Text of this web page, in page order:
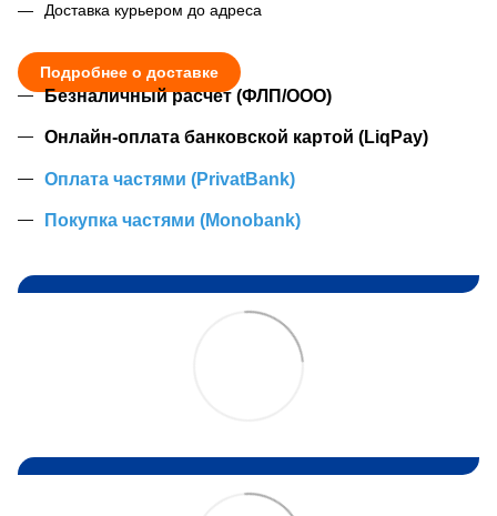
Доставка курьером до адреса
Подробнее о доставке
Безналичный расчет (ФЛП/ООО)
Онлайн-оплата банковской картой (LiqPay)
Оплата частями (PrivatBank)
Покупка частями (Monobank)